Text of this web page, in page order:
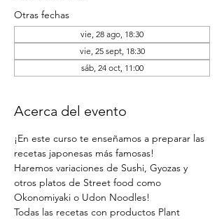
Otras fechas
vie, 28 ago, 18:30
vie, 25 sept, 18:30
sáb, 24 oct, 11:00
Acerca del evento
¡En este curso te enseñamos a preparar las
recetas japonesas más famosas!
Haremos variaciones de Sushi, Gyozas y
otros platos de Street food como
Okonomiyaki o Udon Noodles!
Todas las recetas con productos Plant